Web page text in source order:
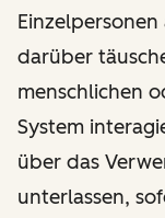
darüber
menschlichen
System
über das
unterlassen,